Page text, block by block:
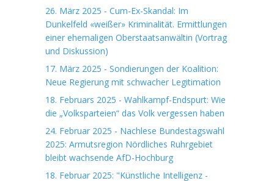
26. März 2025 - Cum-Ex-Skandal: Im
Dunkelfeld «weißer» Kriminalität. Ermittlungen
einer ehemaligen Oberstaatsanwältin (Vortrag
und Diskussion)
17. März 2025 - Sondierungen der Koalition:
Neue Regierung mit schwacher Legitimation
18. Februars 2025 - Wahlkampf-Endspurt: Wie
die „Volksparteien“ das Volk vergessen haben
24. Februar 2025 - Nachlese Bundestagswahl
2025: Armutsregion Nördliches Ruhrgebiet
bleibt wachsende AfD-Hochburg
18. Februar 2025: "Künstliche Intelligenz -